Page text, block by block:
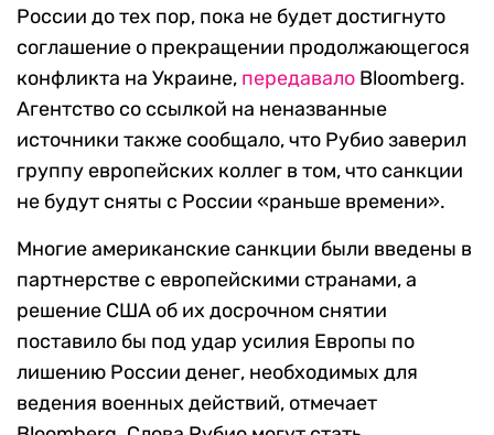
России до тех пор, пока не будет достигнуто
соглашение о прекращении продолжающегося
конфликта на Украине, передавало Bloomberg.
Агентство со ссылкой на неназванные
источники также сообщало, что Рубио заверил
группу европейских коллег в том, что санкции
не будут сняты с России «раньше времени».
Многие американские санкции были введены в
партнерстве с европейскими странами, а
решение США об их досрочном снятии
поставило бы под удар усилия Европы по
лишению России денег, необходимых для
ведения военных действий, отмечает